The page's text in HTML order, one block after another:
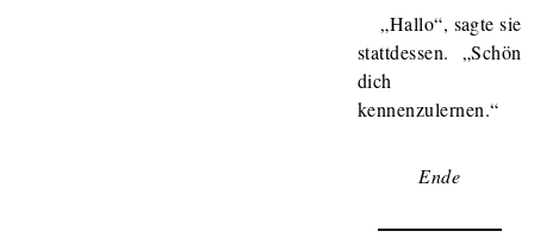
„Hallo“, sagte sie
stattdessen. „Schön
dich
kennenzulernen.“
Ende